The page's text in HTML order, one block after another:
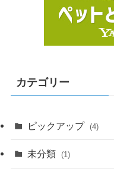
カテゴリー
ピックアップ (4)
未分類 (1)